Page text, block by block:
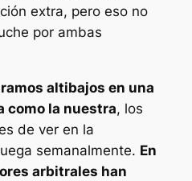
extra, pero eso no
por ambas
altibajos en una
como la nuestra, los
de ver en la
semanalmente. En
arbitrales han